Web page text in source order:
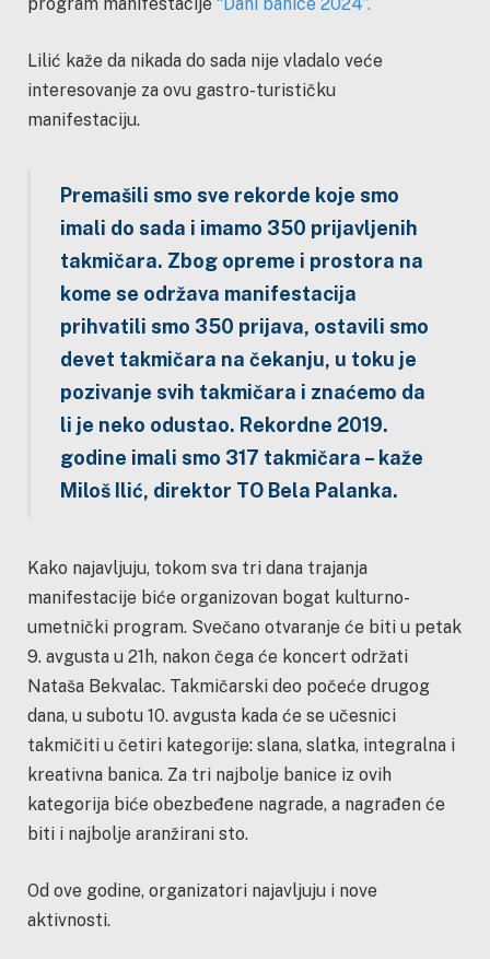
Lilić kaže da nikada do sada nije vladalo veće
interesovanje za ovu gastro-turističku
manifestaciju.
Premašili smo sve rekorde koje smo
imali do sada i imamo 350 prijavljenih
takmičara. Zbog opreme i prostora na
kome se održava manifestacija
prihvatili smo 350 prijava, ostavili smo
devet takmičara na čekanju, u toku je
pozivanje svih takmičara i znaćemo da
li je neko odustao. Rekordne 2019.
godine imali smo 317 takmičara – kaže
Miloš Ilić, direktor TO Bela Palanka.
Kako najavljuju, tokom sva tri dana trajanja
manifestacije biće organizovan bogat kulturno-
umetnički program. Svečano otvaranje će biti u petak
9. avgusta u 21h, nakon čega će koncert održati
Nataša Bekvalac. Takmičarski deo počeće drugog
dana, u subotu 10. avgusta kada će se učesnici
takmičiti u četiri kategorije: slana, slatka, integralna i
kreativna banica. Za tri najbolje banice iz ovih
kategorija biće obezbeđene nagrade, a nagrađen će
biti i najbolje aranžirani sto.
Od ove godine, organizatori najavljuju i nove
aktivnosti.